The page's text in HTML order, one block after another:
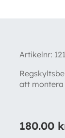
Artikelnr:
att montera
180.00